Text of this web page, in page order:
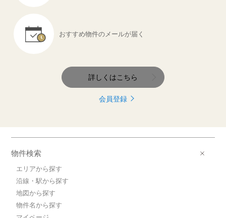
おすすめ物件のメールが届く
詳しくはこちら
会員登録
物件検索
エリアから探す
沿線・駅から探す
地図から探す
物件名から探す